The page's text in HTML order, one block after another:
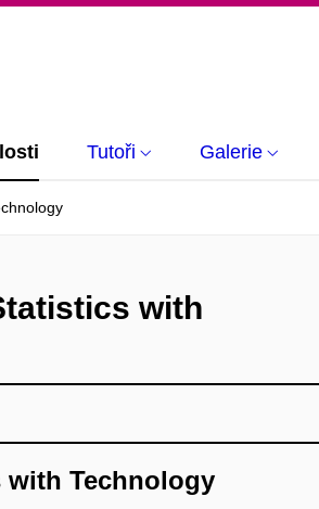
Tutoři Galerie
with
Technology